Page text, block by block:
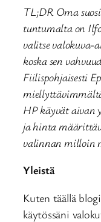
TL;DR Oma
tuntumalta on
valitse
koska sen
Fiilispohjaisesti
HP käyvät aivan
ja hinta
valinnan milloin
Yleistä
Kuten täällä
käytössäni